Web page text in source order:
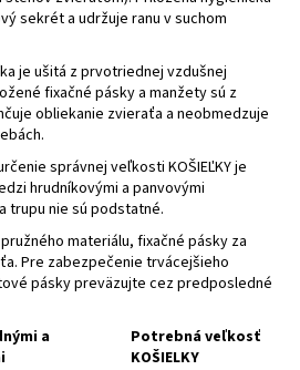
sekrét a udržuje ranu v suchom
je ušitá z prvotriednej vzdušnej
fixačné pásky a manžety sú z
obliekanie zvieraťa a neobmedzuje
správnej veľkosti KOŠIEĽKY je
hrudníkovými a panvovými
trupu nie sú podstatné.
pružného materiálu, fixačné pásky za
Pre zabezpečenie trvácejšieho
pásky preväzujte cez predposledné
a
Potrebná veľkosť
KOŠIELKY